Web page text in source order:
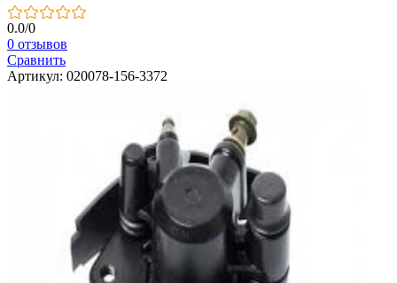
0.0/0
0 отзывов
Сравнить
Артикул: 020078-156-3372